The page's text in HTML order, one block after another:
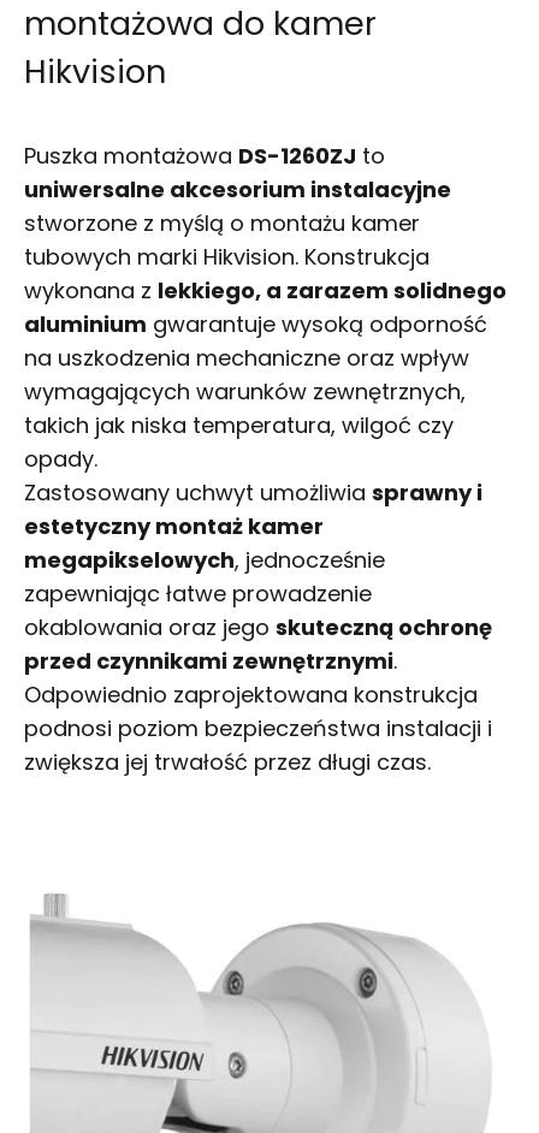
montażowa do kamer
Hikvision
Puszka montażowa DS-1260ZJ to
uniwersalne akcesorium instalacyjne
stworzone z myślą o montażu kamer
tubowych marki Hikvision. Konstrukcja
wykonana z lekkiego, a zarazem solidnego
aluminium gwarantuje wysoką odporność
na uszkodzenia mechaniczne oraz wpływ
wymagających warunków zewnętrznych,
takich jak niska temperatura, wilgoć czy
opady.
Zastosowany uchwyt umożliwia sprawny i
estetyczny montaż kamer
megapikselowych, jednocześnie
zapewniając łatwe prowadzenie
okablowania oraz jego skuteczną ochronę
przed czynnikami zewnętrznymi.
Odpowiednio zaprojektowana konstrukcja
podnosi poziom bezpieczeństwa instalacji i
zwiększa jej trwałość przez długi czas.